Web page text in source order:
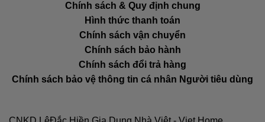
Chính sách & Quy định chung
Hình thức thanh toán
Chính sách vận chuyển
Chính sách bảo hành
Chính sách đổi trả hàng
Chính sách bảo vệ thông tin cá nhân Người tiêu dùng